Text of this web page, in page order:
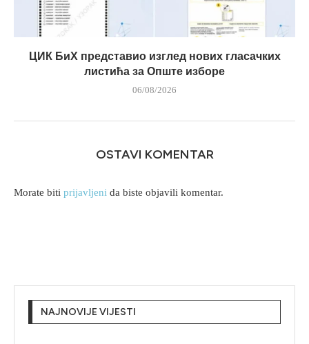
ЦИК БиХ представио изглед нових гласачких
листића за Опште изборе
06/08/2026
OSTAVI KOMENTAR
Morate biti prijavljeni da biste objavili komentar.
NAJNOVIJE VIJESTI